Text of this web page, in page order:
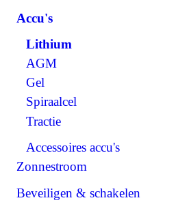
Acculaders
Laadpalen
Laadstroomverdelers
Omvormen/laden combi
Omvormen DC/AC
Omvormen DC/DC
IEC/UK Producten
Accessoires Omvormen & laden
Accu's
Lithium
AGM
Gel
Spiraalcel
Tractie
OPzS
OPzV
Accessoires accu's
Zonnestroom
Zonnepanelen
Beveiligen & schakelen